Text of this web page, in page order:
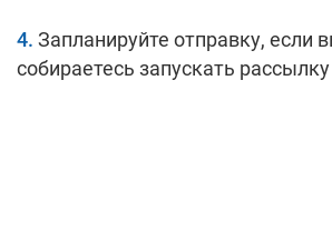
Запланируйте отправку, если
собираетесь запускать